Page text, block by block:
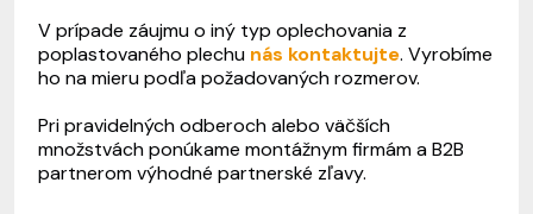
V prípade záujmu o iný typ oplechovania z
poplastovaného plechu nás kontaktujte. Vyrobíme
ho na mieru podľa požadovaných rozmerov.
Pri pravidelných odberoch alebo väčších
množstvách ponúkame montážnym firmám a B2B
partnerom výhodné partnerské zľavy.